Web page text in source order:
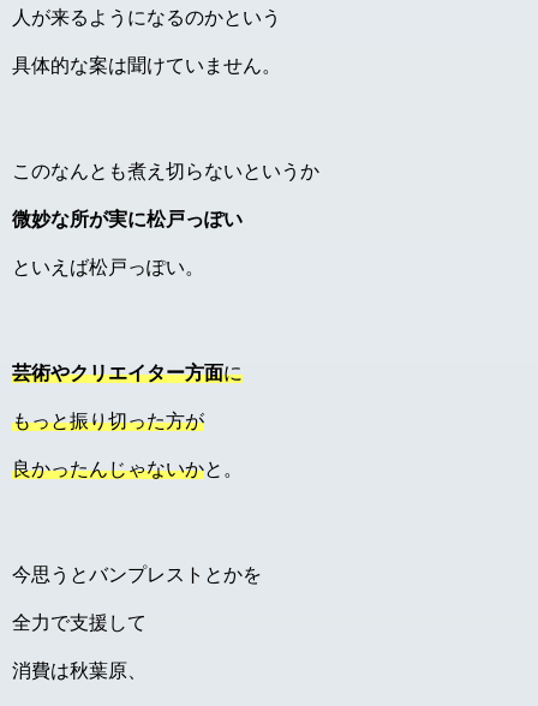
人が来るようになるのかという
具体的な案は聞けていません。
このなんとも煮え切らないというか
微妙な所が実に松戸っぽい
といえば松戸っぽい。
芸術やクリエイター方面に
もっと振り切った方が
良かったんじゃないかと。
今思うとバンプレストとかを
全力で支援して
消費は秋葉原、